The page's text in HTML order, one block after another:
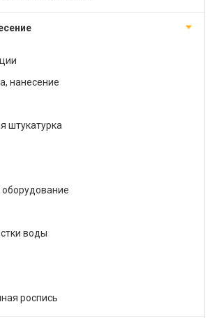
нанесение
штукатурка
оборудование
воды
роспись